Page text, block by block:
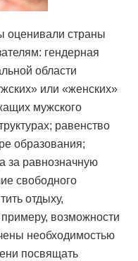
оценивали страны
гендерная
области
или «женских»
мужского
равенство
образования;
за равнозначную
свободного
отдыху,
возможности
необходимостью
посвящать